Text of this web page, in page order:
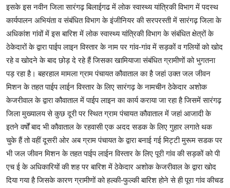
इसके इस नवीन जिला सारंगढ़ बिलाईगढ में लोक स्वास्थ्य यांत्रिकी विभाग में पदस्थ
कार्यपालन अभियंता व संबंधित विभाग के इंजीनियर की सरपरस्ती में सारंगढ़ जिला के
अधिकांश गांवों में इस बारिश में लोक स्वास्थ्य यांत्रिकी विभाग के संबंधित क्षेत्रों के
ठेकेदारों के द्वारा पाईप लाइन विस्तार के नाम पर गांव-गांव में सड़कों व गलियों को खोद
रहे व खोदने के बाद छोड़ दे रहे हैं जिसका खामियाजा संबंधित ग्रामीणों को भुगतना
पड़ रहा है। बहरहाल मामला ग्राम पंचायत कौवाताल का है जहां उक्त जल जीवन
मिशन के तहत पाईप लाईन विस्तार के लिए सारंगढ़ के नामचीन ठेकेदार अशोक
केजरीवाल के द्वारा कौवाताल में पाईप लाइन का कार्य कराया जा रहा है जिसमें सारंगढ़
जिला मुख्यालय से ‌कुछ दूरी पर स्थित ग्राम पंचायत कौवाताल में जहां आजादी के
इतने वर्षों बाद भी कौवाताल के रहवासी एक अदद सडक के लिए गुहार लगाते थक
चुके हैं तो वहीं दूसरी ओर अब ग्राम पंचायत के द्वारा बनाई गई मिट्टी मुरूम सडक पर
भी जल जीवन मिशन के तहत पाईप लाईन विस्तार के लिए पूरी गांव की सड़कों को पी
एच ई के अधिकारियों की शह पर बारिश में ठेकेदार अशोक केजरीवाल के द्वारा खोद
दिया गया है जिसके कारण ग्रामीणों को हल्की-फुल्की बारिश होने से ही पूरा गांव कीचड